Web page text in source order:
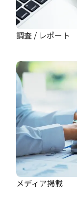
調査 / レポート
メディア掲載